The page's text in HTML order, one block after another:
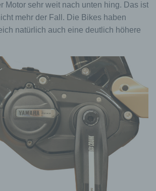
Motor sehr weit nach unten hing. Das ist
mehr der Fall. Die Bikes haben
natürlich auch eine deutlich höhere